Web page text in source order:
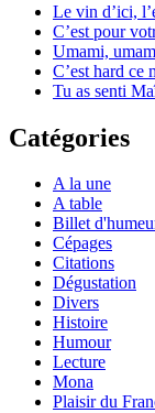
Le vin d’ici,
C’est pour
Umami,
C’est hard ce
Tu as senti
Catégories
A la une
A table
Billet
Cépages
Citations
Dégustation
Divers
Histoire
Humour
Lecture
Mona
Plaisir du